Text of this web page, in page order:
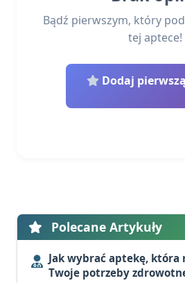
Bądź pierwszym, który
tej aptece!
Dodaj
Polecane Artykuły
Jak wybrać aptekę, która
Twoje potrzeby